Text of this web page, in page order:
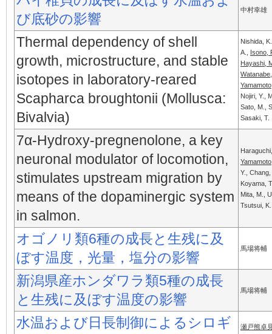
び底砂の影響
中村幸雄
Thermal dependency of shell
growth, microstructure, and stable
isotopes in laboratory-reared
Scapharca broughtonii (Mollusca:
Bivalvia)
Nishida,
A., Isono,
Hayashi,
Nojiri, Y.,
Sato, M.,
Sasaki, T.
7α-Hydroxy-pregnenolone, a key
neuronal modulator of locomotion,
stimulates upstream migration by
means of the dopaminergic system
in salmon.
Y.,
Koyama,
Mita, M.,
Tsutsui, K.
オゴノリ類6種の成長と生残に及
ぼす温度，光量，塩分の影響
馬場将輔
新潟県産ホンダワラ類5種の成長
と生残に及ぼす温度の影響
馬場将輔
水温および日長制御によるシロギ
瀬戸熊卓